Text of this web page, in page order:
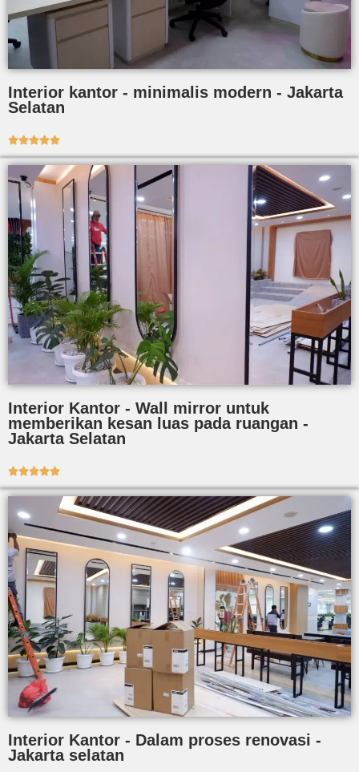
Interior kantor - minimalis modern - Jakarta
Selatan

Interior Kantor - Wall mirror untuk
memberikan kesan luas pada ruangan -
Jakarta Selatan

Interior Kantor - Dalam proses renovasi -
Jakarta selatan